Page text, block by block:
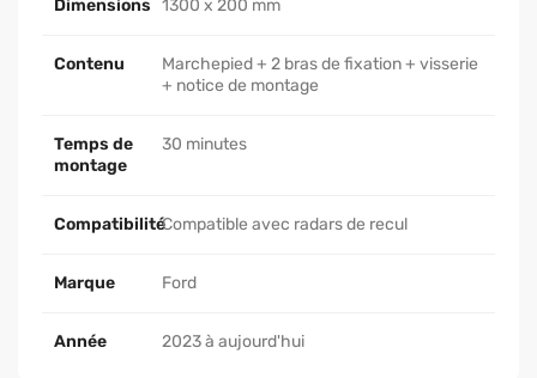
Dimensions 1300 x 200 mm
Contenu
Marchepied + 2 bras de fixation + visserie
+ notice de montage
Temps de
montage
30 minutes
CompatibilitéCompatible avec radars de recul
Marque Ford
Année 2023 à aujourd'hui